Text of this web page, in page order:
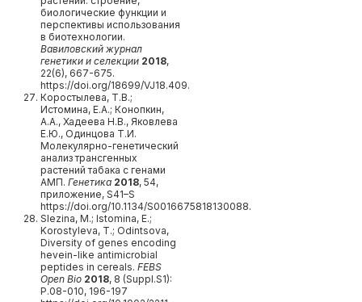
биологические функции и
перспективы использования
в биотехнологии.
Вавиловский журнал
генетики и селекции 2018,
22(6), 667-675.
https://doi.org/18699/VJ18.409.
Коростылева, Т.В.;
Истомина, Е.А.; Конопкин,
А.А., Хадеева Н.В., Яковлева
Е.Ю., Одинцова Т.И.
Молекулярно-генетический
анализ трансгенных
растений табака с генами
АМП. Генетика 2018, 54,
приложение, S41–S
https://doi.org/10.1134/S0016675818130088.
Slezina, M.; Istomina, E.;
Korostyleva, T.; Odintsova,
Diversity of genes encoding
hevein-like antimicrobial
peptides in cereals. FEBS
Open Bio 2018, 8 (Suppl.S1):
P.08-010, 196-197